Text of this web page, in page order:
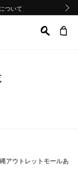
について
ついて
について
アウトレットモールあ